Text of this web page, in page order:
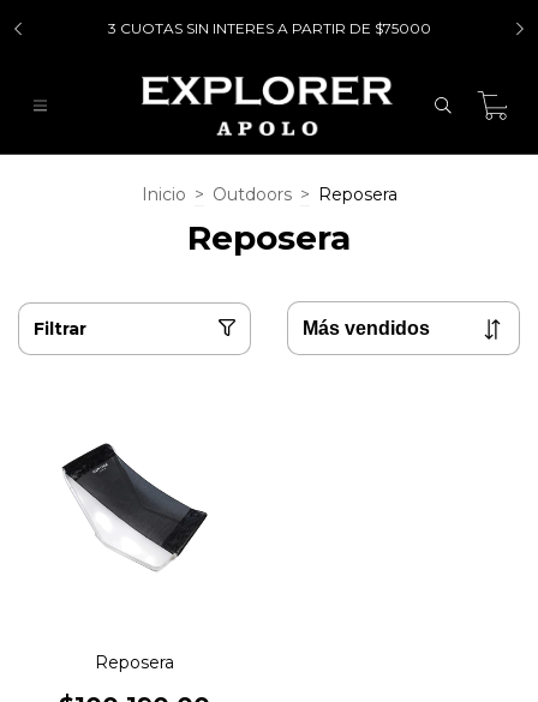
3 CUOTAS SIN INTERES A PARTIR DE $75000
Inicio > Outdoors > Reposera
Reposera
Filtrar
Reposera